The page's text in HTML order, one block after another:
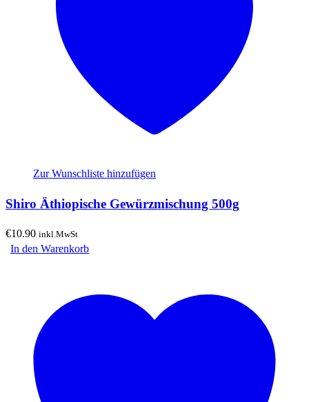
Zur Wunschliste hinzufügen
Shiro Äthiopische Gewürzmischung 500g
€10.90 inkl.MwSt
In den Warenkorb